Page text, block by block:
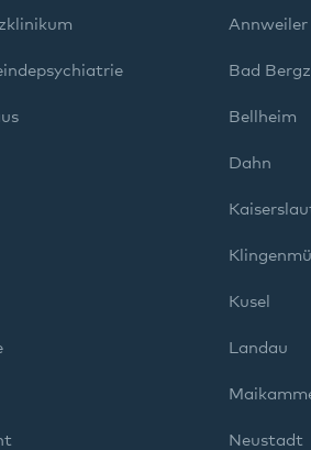
Annweiler
Bad
Bellheim
Dahn
Kusel
Landau
Neustadt